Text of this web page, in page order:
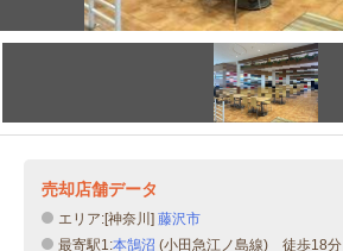
売却店舗データ
エリア:[神奈川] 藤沢市
最寄駅1:本鵠沼 (小田急江ノ島線) 徒歩18分